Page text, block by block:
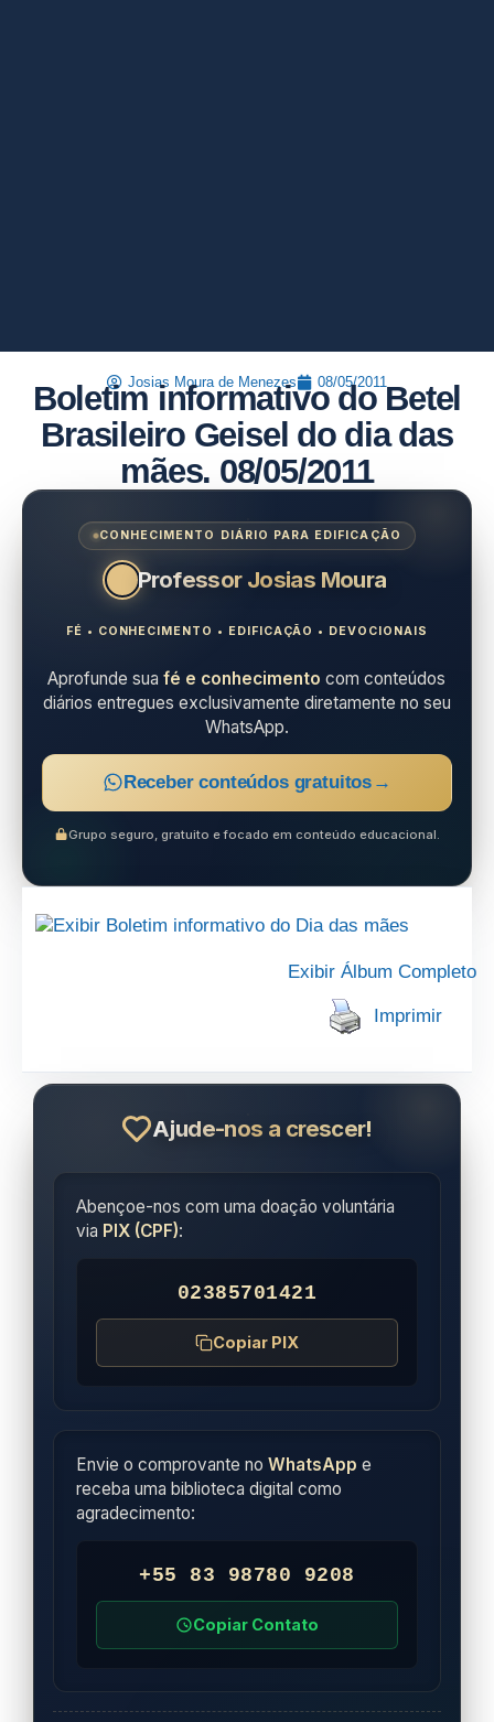
Josias Moura de Menezes 08/05/2011
Boletim informativo do Betel
Brasileiro Geisel do dia das
mães. 08/05/2011
CONHECIMENTO DIÁRIO PARA EDIFICAÇÃO
Professor Josias Moura
FÉ • CONHECIMENTO • EDIFICAÇÃO • DEVOCIONAIS
Aprofunde suafé e conhecimento com conteúdos
diários entregues exclusivamente diretamente no seu
WhatsApp.
Receber conteúdos gratuitos →
Grupo seguro, gratuito e focado em conteúdo educacional.
Exibir Álbum Completo
Imprimir
Ajude-nos a crescer!
Abençoe-nos com uma doação voluntária
via PIX (CPF):
02385701421
Copiar PIX
Envie o comprovante noWhatsApp e
receba uma biblioteca digital como
agradecimento:
+55 83 98780 9208
Copiar Contato